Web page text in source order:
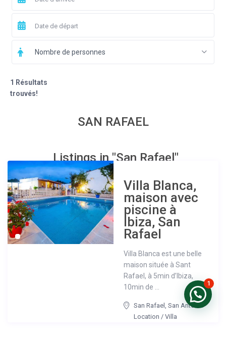
Nombre de personnes
1 Résultats
trouvés!
SAN RAFAEL
Listings in "San Rafael"
Villa Blanca,
maison avec
piscine à
Ibiza, San
Rafael
Villa Blanca est une belle
maison située à Sant
Rafael, à 5min d’Ibiza,
10min de ...
San Rafael,San Antonio
Location /Villa
1